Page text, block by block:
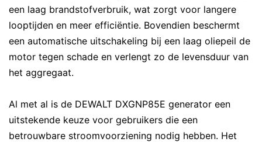
een laag brandstofverbruik, wat zorgt voor langere
looptijden en meer efficiëntie. Bovendien beschermt
een automatische uitschakeling bij een laag oliepeil de
motor tegen schade en verlengt zo de levensduur van
het aggregaat.
Al met al is de DEWALT DXGNP85E generator een
uitstekende keuze voor gebruikers die een
betrouwbare stroomvoorziening nodig hebben. Het